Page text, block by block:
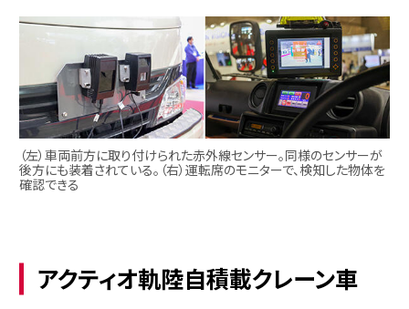
（左）車両前方に取り付けられた赤外線センサー。同様のセンサーが
後方にも装着されている。（右）運転席のモニターで、検知した物体を
確認できる
アクティオ軌陸自積載クレーン車